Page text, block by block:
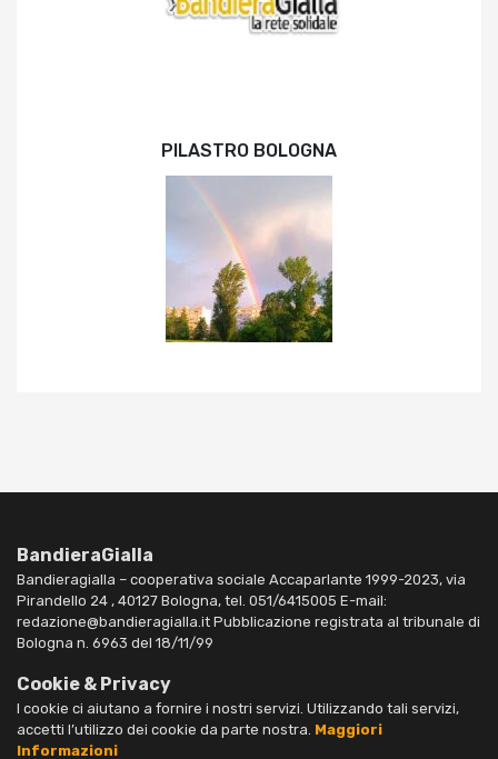
PILASTRO BOLOGNA
BandieraGialla
Bandieragialla – cooperativa sociale Accaparlante 1999-2023, via
Pirandello 24 , 40127 Bologna, tel. 051/6415005 E-mail:
redazione@bandieragialla.it Pubblicazione registrata al tribunale di
Bologna n. 6963 del 18/11/99
Cookie & Privacy
I cookie ci aiutano a fornire i nostri servizi. Utilizzando tali servizi,
accetti l’utilizzo dei cookie da parte nostra. Maggiori
Informazioni